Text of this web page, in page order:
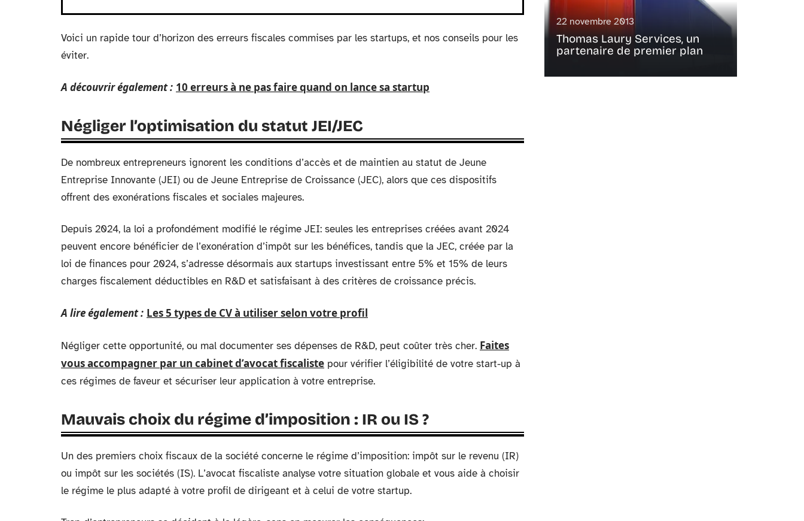
Voici un rapide tour d’horizon des erreurs fiscales commises par les startups, et nos conseils pour les
éviter.
A découvrir également : 10 erreurs à ne pas faire quand on lance sa startup
Négliger l’optimisation du statut JEI/JEC
De nombreux entrepreneurs ignorent les conditions d’accès et de maintien au statut de Jeune
Entreprise Innovante (JEI) ou de Jeune Entreprise de Croissance (JEC), alors que ces dispositifs
offrent des exonérations fiscales et sociales majeures.
Depuis 2024, la loi a profondément modifié le régime JEI: seules les entreprises créées avant 2024
peuvent encore bénéficier de l’exonération d’impôt sur les bénéfices, tandis que la JEC, créée par la
loi de finances pour 2024, s’adresse désormais aux startups investissant entre 5% et 15% de leurs
charges fiscalement déductibles en R&D et satisfaisant à des critères de croissance précis.
A lire également : Les 5 types de CV à utiliser selon votre profil
Négliger cette opportunité, ou mal documenter ses dépenses de R&D, peut coûter très cher. Faites
vous accompagner par un cabinet d’avocat fiscaliste pour vérifier l’éligibilité de votre start-up à
ces régimes de faveur et sécuriser leur application à votre entreprise.
Mauvais choix du régime d’imposition : IR ou IS ?
Un des premiers choix fiscaux de la société concerne le régime d’imposition: impôt sur le revenu (IR)
ou impôt sur les sociétés (IS). L’avocat fiscaliste analyse votre situation globale et vous aide à choisir
le régime le plus adapté à votre profil de dirigeant et à celui de votre startup.
22 novembre 2013
Thomas Laury Services, un
partenaire de premier plan